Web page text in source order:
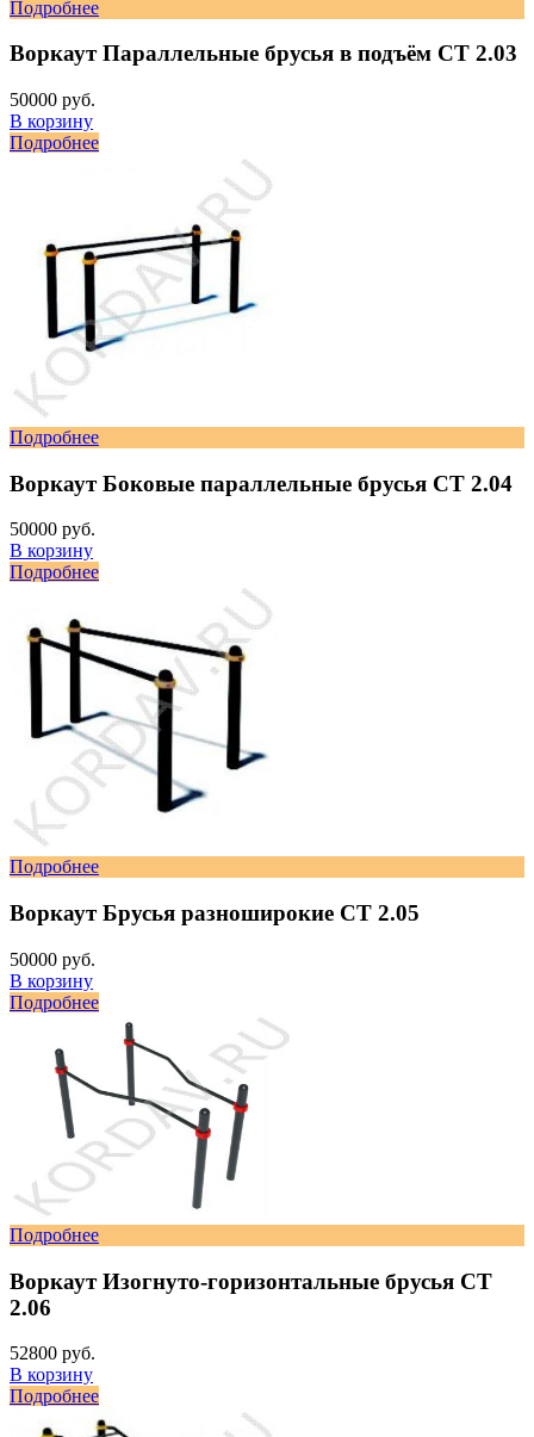
Подробнее
Воркаут Параллельные брусья в подъём СТ 2.03
50000 руб.
В корзину
Подробнее
Подробнее
Воркаут Боковые параллельные брусья СТ 2.04
50000 руб.
В корзину
Подробнее
Подробнее
Воркаут Брусья разноширокие СТ 2.05
50000 руб.
В корзину
Подробнее
Подробнее
Воркаут Изогнуто-горизонтальные брусья СТ
2.06
52800 руб.
В корзину
Подробнее